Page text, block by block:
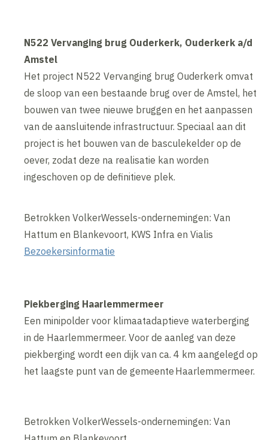
N522 Vervanging brug Ouderkerk, Ouderkerk a/d
Amstel
Het project N522 Vervanging brug Ouderkerk omvat
de sloop van een bestaande brug over de Amstel, het
bouwen van twee nieuwe bruggen en het aanpassen
van de aansluitende infrastructuur. Speciaal aan dit
project is het bouwen van de basculekelder op de
oever, zodat deze na realisatie kan worden
ingeschoven op de definitieve plek.
Betrokken VolkerWessels-ondernemingen: Van
Hattum en Blankevoort, KWS Infra en Vialis
Bezoekersinformatie
Piekberging Haarlemmermeer
Een minipolder voor klimaatadaptieve waterberging
in de Haarlemmermeer. Voor de aanleg van deze
piekberging wordt een dijk van ca. 4 km aangelegd op
het laagste punt van de gemeente Haarlemmermeer.
Betrokken VolkerWessels-ondernemingen: Van